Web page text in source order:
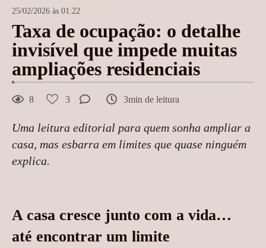
25/02/2026 às 01:22
Taxa de ocupação: o detalhe
invisível que impede muitas
ampliações residenciais
8 3 3min de leitura
Uma leitura editorial para quem sonha ampliar a
casa, mas esbarra em limites que quase ninguém
explica.
A casa cresce junto com a vida…
até encontrar um limite